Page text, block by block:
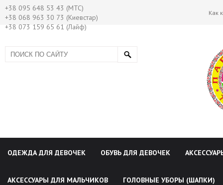
+38 095 648 53 43 (МТС)
+38 068 963 30 73 (Киевстар)
+38 073 159 65 61 (Лайф)
Как
ОДЕЖДА ДЛЯ ДЕВОЧЕК ОБУВЬ ДЛЯ ДЕВОЧЕК
АКСЕССУАРЫ ДЛЯ МАЛЬЧИКОВ ГОЛОВНЫЕ УБОРЫ (ШАПКИ)